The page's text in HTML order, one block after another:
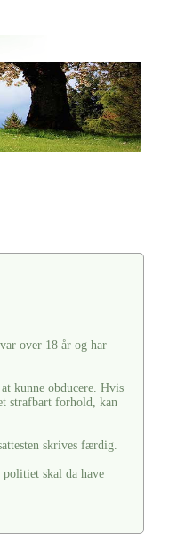
over 18 år og har
kunne obducere. Hvis
strafbart forhold, kan
skrives færdig.
skal da have